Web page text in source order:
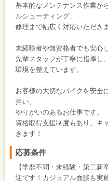
基本的なメンテナンス作業か
ルシューティング、
修理まで幅広く対応いただきま
未経験者や無資格者でも安心
先輩スタッフが丁寧に指導し
環境を整えています。
お客様の大切なバイクを安全
担い、
やりがいのあるお仕事です。
資格取得支援制度もあり、キ
きます！
応募条件
【学歴不問・未経験・第二
迎です！カジュアル面談も実